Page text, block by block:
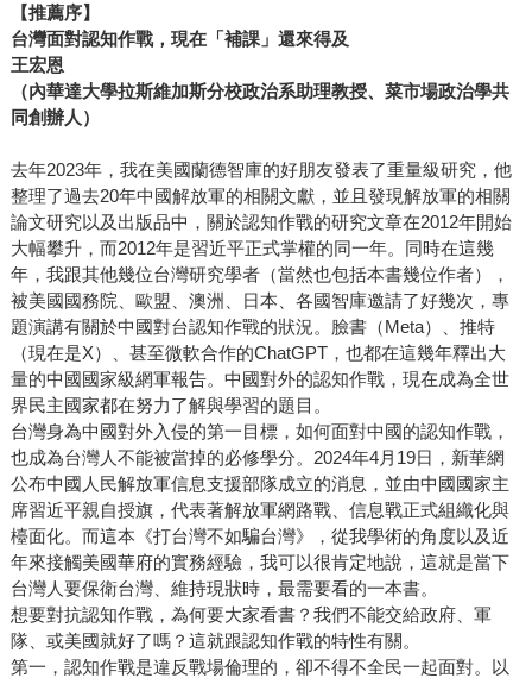
【推薦序】
台灣面對認知作戰，現在「補課」還來得及
王宏恩
（內華達大學拉斯維加斯分校政治系助理教授、菜市場政治學共
同創辦人）
去年2023年，我在美國蘭德智庫的好朋友發表了重量級研究，他
整理了過去20年中國解放軍的相關文獻，並且發現解放軍的相關
論文研究以及出版品中，關於認知作戰的研究文章在2012年開始
大幅攀升，而2012年是習近平正式掌權的同一年。同時在這幾
年，我跟其他幾位台灣研究學者（當然也包括本書幾位作者），
被美國國務院、歐盟、澳洲、日本、各國智庫邀請了好幾次，專
題演講有關於中國對台認知作戰的狀況。臉書（Meta）、推特
（現在是X）、甚至微軟合作的ChatGPT，也都在這幾年釋出大
量的中國國家級網軍報告。中國對外的認知作戰，現在成為全世
界民主國家都在努力了解與學習的題目。
台灣身為中國對外入侵的第一目標，如何面對中國的認知作戰，
也成為台灣人不能被當掉的必修學分。2024年4月19日，新華網
公布中國人民解放軍信息支援部隊成立的消息，並由中國國家主
席習近平親自授旗，代表著解放軍網路戰、信息戰正式組織化與
檯面化。而這本《打台灣不如騙台灣》，從我學術的角度以及近
年來接觸美國華府的實務經驗，我可以很肯定地說，這就是當下
台灣人要保衛台灣、維持現狀時，最需要看的一本書。
想要對抗認知作戰，為何要大家看書？我們不能交給政府、軍
隊、或美國就好了嗎？這就跟認知作戰的特性有關。
第一，認知作戰是違反戰場倫理的，卻不得不全民一起面對。以